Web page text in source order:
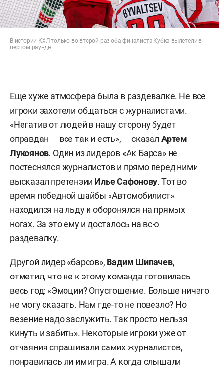
В истории КХЛ только во второй раз оба финалиста Кубка вылетели в
первом раунде
Еще хуже атмосфера была в раздевалке. Не все
игроки захотели общаться с журналистами.
«Негатив от людей в нашу сторону будет
оправдан — все так и есть», — сказал Артем
Лукоянов. Один из лидеров «Ак Барса» не
постеснялся журналистов и прямо перед ними
высказал претензии Илье Сафонову. Тот во
время победной шайбы «Автомобилист»
находился на льду и оборонялся на прямых
ногах. За это ему и досталось на всю
раздевалку.
Другой лидер «барсов», Вадим Шипачев,
отметил, что не к этому команда готовилась
весь год: «Эмоции? Опустошение. Больше ничего
не могу сказать. Нам где-то не повезло? Но
везение надо заслужить. Так просто нельзя
кинуть и забить». Некоторые игроки уже от
отчаяния спрашивали самих журналистов,
понравилась ли им игра. А когда слышали